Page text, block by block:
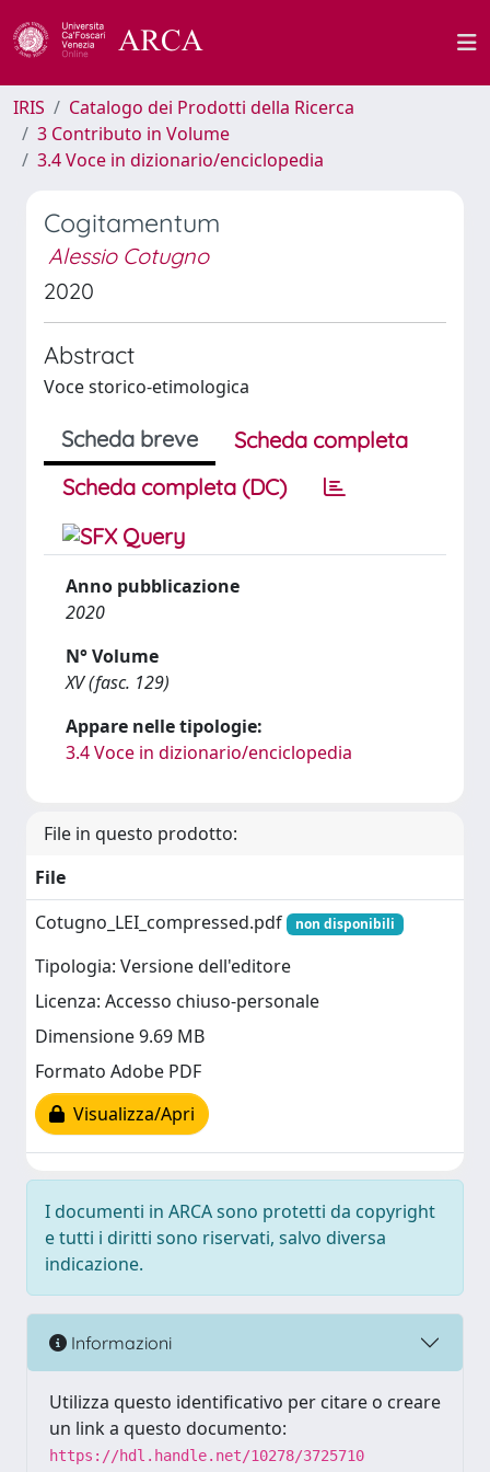
IRIS
Catalogo dei Prodotti della Ricerca
3 Contributo in Volume
3.4 Voce in dizionario/enciclopedia
Cogitamentum
Alessio Cotugno
2020
Abstract
Voce storico-etimologica
Scheda breve
Scheda completa
Scheda completa (DC)
Anno pubblicazione
2020
N° Volume
XV (fasc. 129)
Appare nelle tipologie:
3.4 Voce in dizionario/enciclopedia
File in questo prodotto:
File
Cotugno_LEI_compressed.pdf
non disponibili
Tipologia: Versione dell'editore
Licenza: Accesso chiuso-personale
Dimensione 9.69 MB
Formato Adobe PDF
Visualizza/Apri
I documenti in ARCA sono protetti da copyright
e tutti i diritti sono riservati, salvo diversa
indicazione.
Informazioni
Utilizza questo identificativo per citare o creare
un link a questo documento:
https://hdl.handle.net/10278/3725710